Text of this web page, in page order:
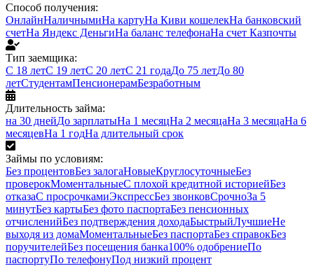
Способ получения:
ОнлайнНаличнымиНа картуНа Киви кошелекНа банковский
счетНа Яндекс ДеньгиНа баланс телефонаНа счет Казпочты
Тип заемщика:
С 18 летС 19 летС 20 летС 21 годаДо 75 летДо 80
летСтудентамПенсионерамБезработным
Длительность займа:
на 30 днейДо зарплатыНа 1 месяцНа 2 месяцаНа 3 месяцаНа 6
месяцевНа 1 годНа длительный срок
Займы по условиям:
Без процентовБез залогаНовыеКруглосуточныеБез
проверокМоментальныеС плохой кредитной историейБез
отказаС просрочкамиЭкспрессБез звонковСрочноЗа 5
минутБез картыБез фото паспортаБез пенсионных
отчисленийБез подтверждения доходаБыстрыйЛучшиеНе
выходя из домаМоментальныеБез паспортаБез справокБез
поручителейБез посещения банка100% одобрениеПо
паспортуПо телефонуПод низкий процент